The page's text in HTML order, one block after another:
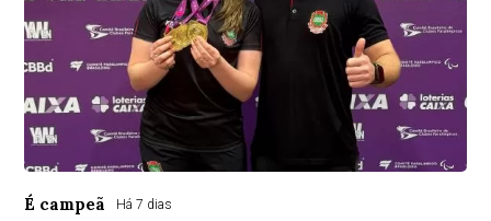
É campeã Há 7 dias